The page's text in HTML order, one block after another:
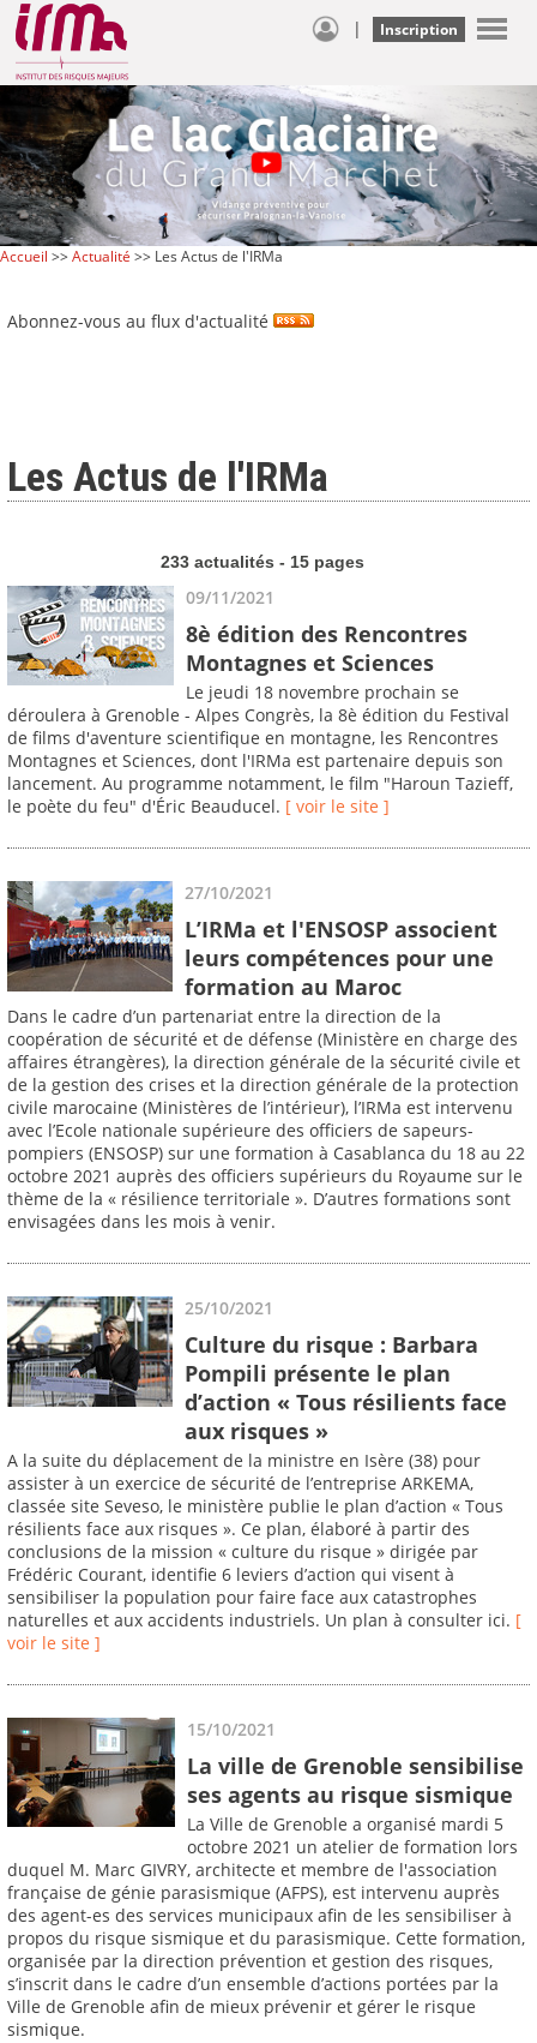
| Inscription
Accueil >>Actualité >> Les Actus de l'IRMa
Abonnez-vous au flux d'actualité
Les Actus de l'IRMa
233 actualités - 15 pages
09/11/2021
8è édition des Rencontres
Montagnes et Sciences
Le jeudi 18 novembre prochain se
déroulera à Grenoble - Alpes Congrès, la 8è édition du Festival
de films d'aventure scientifique en montagne, les Rencontres
Montagnes et Sciences, dont l'IRMa est partenaire depuis son
lancement. Au programme notamment, le film "Haroun Tazieff,
le poète du feu" d'Éric Beauducel. [ voir le site ]
27/10/2021
L’IRMa et l'ENSOSP associent
leurs compétences pour une
formation au Maroc
Dans le cadre d’un partenariat entre la direction de la
coopération de sécurité et de défense (Ministère en charge des
affaires étrangères), la direction générale de la sécurité civile et
de la gestion des crises et la direction générale de la protection
civile marocaine (Ministères de l’intérieur), l’IRMa est intervenu
avec l’Ecole nationale supérieure des officiers de sapeurs-
pompiers (ENSOSP) sur une formation à Casablanca du 18 au 22
octobre 2021 auprès des officiers supérieurs du Royaume sur le
thème de la « résilience territoriale ». D’autres formations sont
envisagées dans les mois à venir.
25/10/2021
Culture du risque : Barbara
Pompili présente le plan
d’action « Tous résilients face
aux risques »
A la suite du déplacement de la ministre en Isère (38) pour
assister à un exercice de sécurité de l’entreprise ARKEMA,
classée site Seveso, le ministère publie le plan d’action « Tous
résilients face aux risques ». Ce plan, élaboré à partir des
conclusions de la mission « culture du risque » dirigée par
Frédéric Courant, identifie 6 leviers d’action qui visent à
sensibiliser la population pour faire face aux catastrophes
naturelles et aux accidents industriels. Un plan à consulter ici. [
voir le site ]
15/10/2021
La ville de Grenoble sensibilise
ses agents au risque sismique
La Ville de Grenoble a organisé mardi 5
octobre 2021 un atelier de formation lors
duquel M. Marc GIVRY, architecte et membre de l'association
française de génie parasismique (AFPS), est intervenu auprès
des agent-es des services municipaux afin de les sensibiliser à
propos du risque sismique et du parasismique. Cette formation,
organisée par la direction prévention et gestion des risques,
s’inscrit dans le cadre d’un ensemble d’actions portées par la
Ville de Grenoble afin de mieux prévenir et gérer le risque
sismique.